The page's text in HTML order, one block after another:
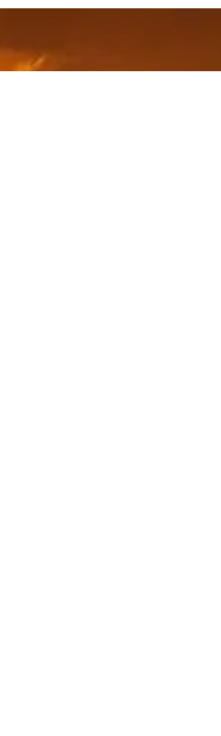
primeira ideia do que seriam esses